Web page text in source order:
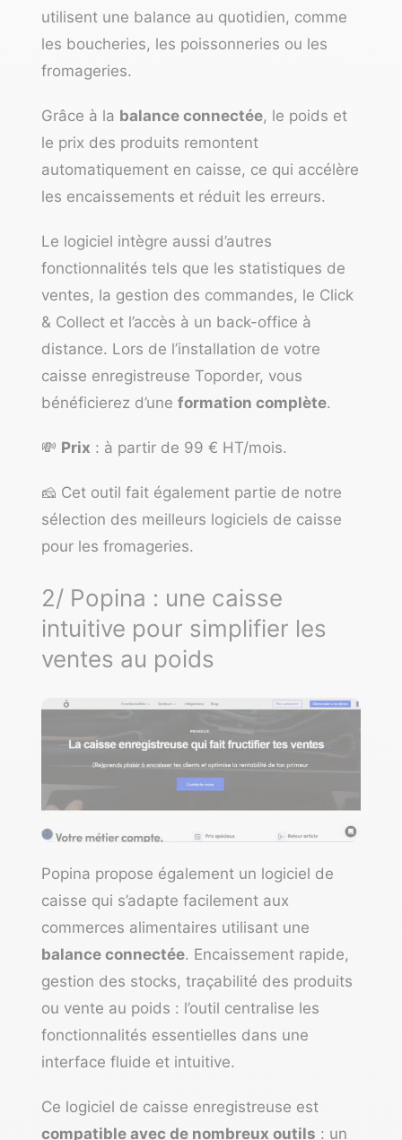
utilisent une balance au quotidien, comme
les boucheries, les poissonneries ou les
fromageries.
Grâce à la balance connectée, le poids et
le prix des produits remontent
automatiquement en caisse, ce qui accélère
les encaissements et réduit les erreurs.
Le logiciel intègre aussi d’autres
fonctionnalités tels que les statistiques de
ventes, la gestion des commandes, le Click
& Collect et l’accès à un back-office à
distance. Lors de l’installation de votre
caisse enregistreuse Toporder, vous
bénéficierez d’une formation complète.
💸 Prix : à partir de 99 € HT/mois.
🧀 Cet outil fait également partie de notre
sélection des meilleurs logiciels de caisse
pour les fromageries.
2/ Popina : une caisse
intuitive pour simplifier les
ventes au poids
Popina propose également un logiciel de
caisse qui s’adapte facilement aux
commerces alimentaires utilisant une
balance connectée. Encaissement rapide,
gestion des stocks, traçabilité des produits
ou vente au poids : l’outil centralise les
fonctionnalités essentielles dans une
interface fluide et intuitive.
Ce logiciel de caisse enregistreuse est
compatible avec de nombreux outils : un